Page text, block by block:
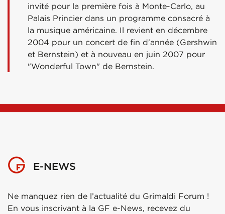
invité pour la première fois à Monte-Carlo, au
Palais Princier dans un programme consacré à
la musique américaine. Il revient en décembre
2004 pour un concert de fin d'année (Gershwin
et Bernstein) et à nouveau en juin 2007 pour
"Wonderful Town" de Bernstein.
E-NEWS
Ne manquez rien de l’actualité du Grimaldi Forum !
En vous inscrivant à la GF e-News, recevez du